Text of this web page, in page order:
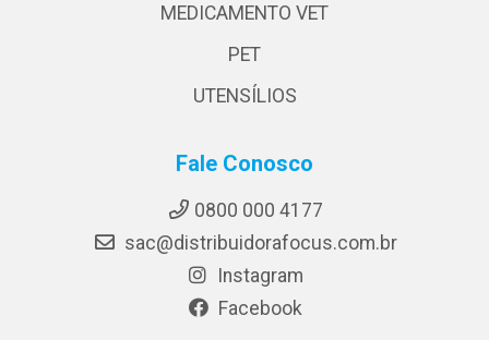
MEDICAMENTO VET
PET
UTENSÍLIOS
Fale Conosco
0800 000 4177
sac@distribuidorafocus.com.br
Instagram
Facebook